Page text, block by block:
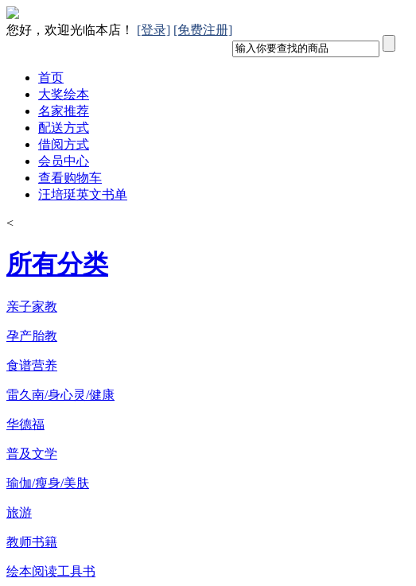
您好，欢迎光临本店！ [登录] [免费注册]
首页
大奖绘本
名家推荐
配送方式
借阅方式
会员中心
查看购物车
汪培珽英文书单
<
所有分类
亲子家教
孕产胎教
食谱营养
雷久南/身心灵/健康
华德福
普及文学
瑜伽/瘦身/美肤
旅游
教师书籍
绘本阅读工具书